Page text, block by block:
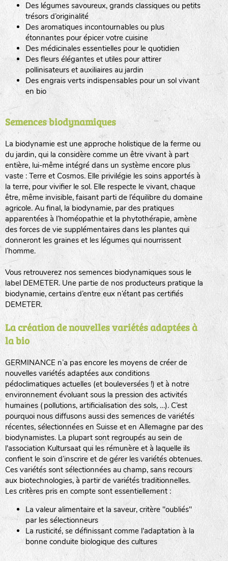
Des légumes savoureux, grands classiques ou petits
trésors d’originalité
Des aromatiques incontournables ou plus
étonnantes pour épicer votre cuisine
Des médicinales essentielles pour le quotidien
Des fleurs élégantes et utiles pour attirer
pollinisateurs et auxiliaires au jardin
Des engrais verts indispensables pour un sol vivant
en bio
Semences biodynamiques
La biodynamie est une approche holistique de la ferme ou
du jardin, qui la considère comme un être vivant à part
entière, lui-même intégré dans un système encore plus
vaste : Terre et Cosmos. Elle privilégie les soins apportés à
la terre, pour vivifier le sol. Elle respecte le vivant, chaque
être, même invisible, faisant parti de l’équilibre du domaine
agricole. Au final, la biodynamie, par des pratiques
apparentées à l’homéopathie et la phytothérapie, amène
des forces de vie supplémentaires dans les plantes qui
donneront les graines et les légumes qui nourrissent
l’homme.
Vous retrouverez nos semences biodynamiques sous le
label DEMETER. Une partie de nos producteurs pratique la
biodynamie, certains d’entre eux n’étant pas certifiés
DEMETER.
La création de nouvelles variétés adaptées à
la bio
GERMINANCE n’a pas encore les moyens de créer de
nouvelles variétés adaptées aux conditions
pédoclimatiques actuelles (et bouleversées !) et à notre
environnement évoluant sous la pression des activités
humaines (pollutions, artificialisation des sols, …). C’est
pourquoi nous diffusons aussi des semences de variétés
récentes, sélectionnées en Suisse et en Allemagne par des
biodynamistes. La plupart sont regroupés au sein de
l'association Kultursaat qui les rémunère et à laquelle ils
confient le soin d’inscrire et de gérer les variétés obtenues.
Ces variétés sont sélectionnées au champ, sans recours
aux biotechnologies, à partir de variétés traditionnelles.
Les critères pris en compte sont essentiellement :
La valeur alimentaire et la saveur, critère "oubliés"
par les sélectionneurs
La rusticité, se définissant comme l'adaptation à la
bonne conduite biologique des cultures
BINGENHEIMER SAATGUT (BGH)
www.bingenheimersaatgut.de
DE BOLSTER (DBO)
www.bolster.nl
GRAINE DEL PAÏS (GDP)
www.grainesdelpais.com
JARDIN EN’VIE (JEV)
LA BOITE A GRAINES (LBAG)
LA RÉFÉRENCE :F BEL20BPA1A (en haut à gauche)
F : Fleurs.
Les autres catégories étant :
: Engrais vert
L: Légumes
A: Aromatiques
BEL : Code de la variété
(Ici Belle de nuit)
20 : Année de récolte(ici 2020)
BPA : Initiales du producteur ou du fournisseur de la
semence.
1 : Numéro d’ordre du lot
A : Sans calibre.
G: Gros
M: Moyen calibre
P: Petit calibre
tas de compost
fleurs
animaux domestiques
animaux sauvages
biodiversité cultivée
Légumes feuilles
Légumes racines
Plantes aromatiques